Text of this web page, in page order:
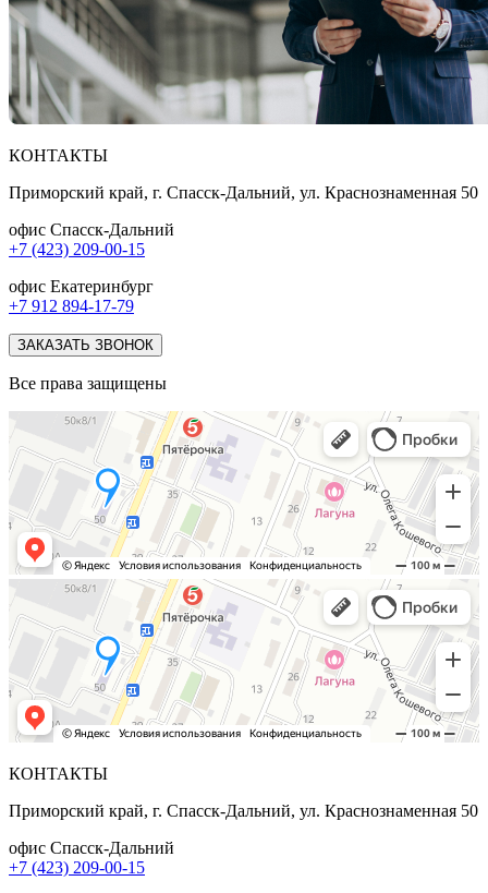
КОНТАКТЫ
Приморский край, г. Спасск-Дальний, ул. Краснознаменная 50
офис Спасск-Дальний
+7 (423) 209-00-15
офис Екатеринбург
+7 912 894-17-79
ЗАКАЗАТЬ ЗВОНОК
Все права защищены
КОНТАКТЫ
Приморский край, г. Спасск-Дальний, ул. Краснознаменная 50
офис Спасск-Дальний
+7 (423) 209-00-15